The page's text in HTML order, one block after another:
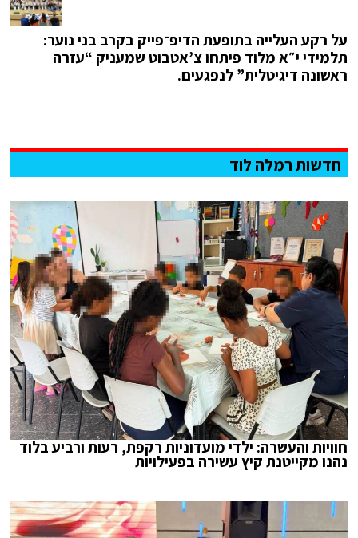
על רקע העלייה בתופעת הדיפ־פייק בקרב בני נוער:
תלמידי י״א מלוד פיתחו צ’אטבוט שמעניק “עזרה
ראשונה דיגיטלית” לנפגעים.
חדשות רמלה לוד
חוויות והעשרה: ילדי מועדוניות רקפת, רעות ורביע בלוד
נהנו מקייטנת קיץ עשירה בפעילויות